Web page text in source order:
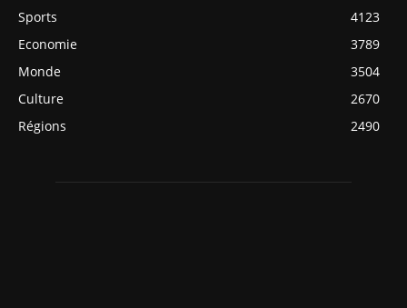
Sports
4123
Economie
3789
Monde
3504
Culture
2670
Régions
2490